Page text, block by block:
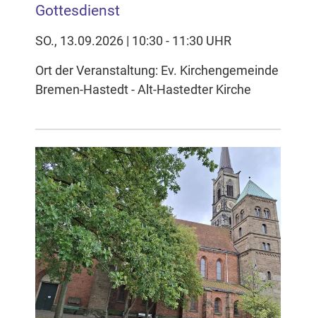
Gottesdienst
SO., 13.09.2026 | 10:30 - 11:30 UHR
Ort der Veranstaltung: Ev. Kirchengemeinde
Bremen-Hastedt - Alt-Hastedter Kirche